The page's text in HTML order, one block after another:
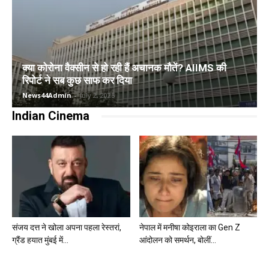
क्या कोरोना वैक्सीन से हो रही हैं अचानक मौतें? AIIMS की
रिपोर्ट ने सब कुछ साफ कर दिया
News44Admin - July 2, 2025
Indian Cinema
संजय दत्त ने खोला अपना पहला रेस्तरां,
ग्रैंड हयात मुंबई में...
नेपाल में मनीषा कोइराला का Gen Z
आंदोलन को समर्थन, बोलीं...